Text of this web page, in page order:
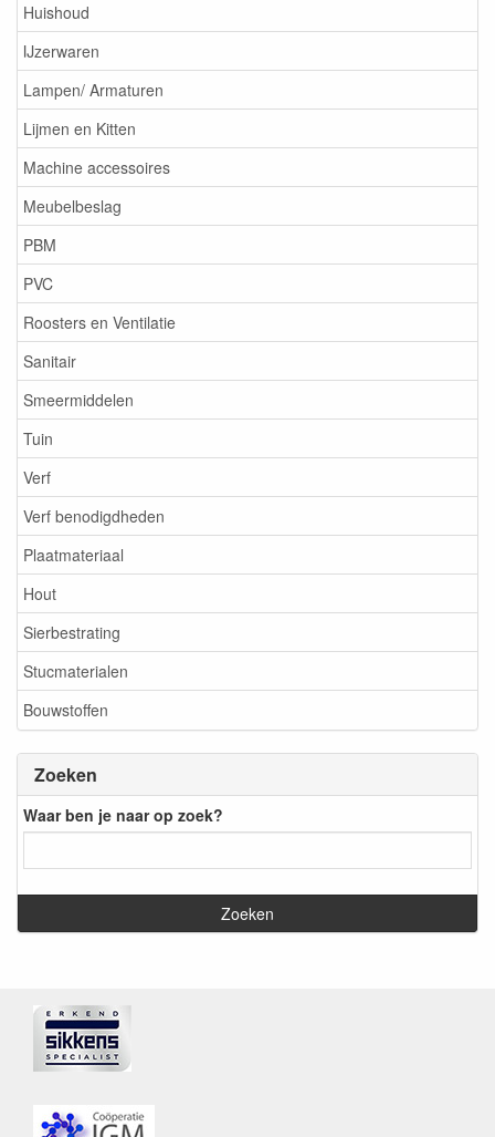
Huishoud
IJzerwaren
Lampen/ Armaturen
Lijmen en Kitten
Machine accessoires
Meubelbeslag
PBM
PVC
Roosters en Ventilatie
Sanitair
Smeermiddelen
Tuin
Verf
Verf benodigdheden
Plaatmateriaal
Hout
Sierbestrating
Stucmaterialen
Bouwstoffen
Zoeken
Waar ben je naar op zoek?